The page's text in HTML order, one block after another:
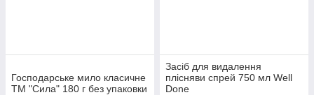
Господарське мило класичне
ТМ "Сила" 180 г без упаковки
Засіб для видалення
плісняви спрей 750 мл Well
Done